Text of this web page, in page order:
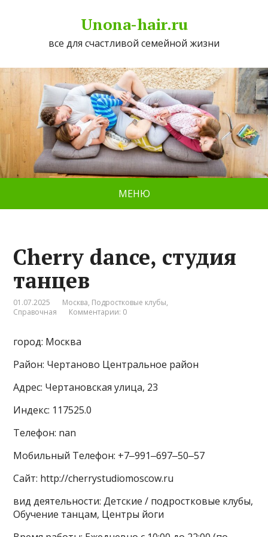
Unona-hair.ru
все для счастливой семейной жизни
МЕНЮ
Cherry dance, студия
танцев
01.07.2025 Москва, Подростковые клубы,
Справочная
Комментарии: 0
город: Москва
Район: Чертаново Центральное район
Адрес: Чертановская улица, 23
Индекс: 117525.0
Телефон: nan
Мобильный Телефон: +7‒991‒697‒50‒57
Сайт: http://cherrystudiomoscow.ru
вид деятельности: Детские / подростковые клубы,
Обучение танцам, Центры йоги